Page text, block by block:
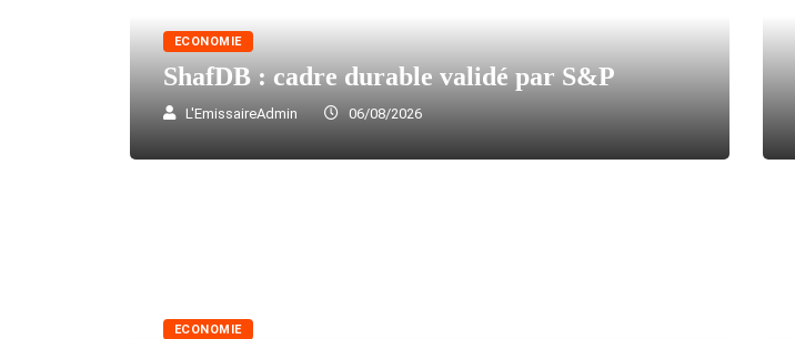
ECONOMIE
ShafDB : cadre durable validé par S&P
L'EmissaireAdmin 06/08/2026
ECONOMIE